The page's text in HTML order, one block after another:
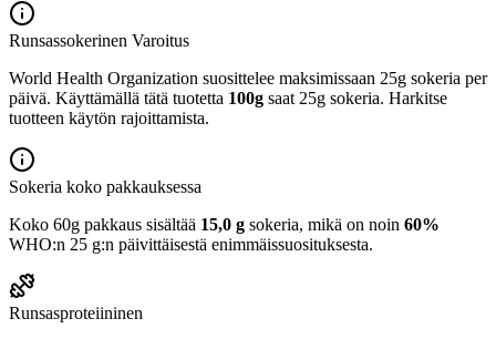
Runsassokerinen Varoitus
World Health Organization suosittelee maksimissaan 25g sokeria per
päivä. Käyttämällä tätä tuotetta 100g saat 25g sokeria. Harkitse
tuotteen käytön rajoittamista.
Sokeria koko pakkauksessa
Koko 60g pakkaus sisältää 15,0 g sokeria, mikä on noin 60%
WHO:n 25 g:n päivittäisestä enimmäissuosituksesta.
Runsasproteiininen